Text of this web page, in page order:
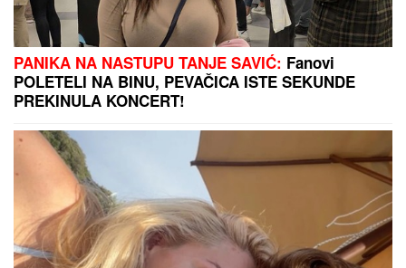
dve godine, pa usledio krah: "Mnogo
me je koštala ta veza"